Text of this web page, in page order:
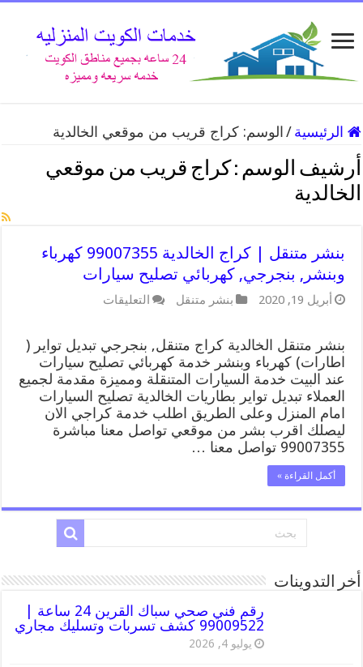
الرئيسية / الوسم:كراج قريب من موقعي الخالدية
أرشيف الوسم : كراج قريب من موقعي
الخالدية
بنشر متنقل | كراج الخالدية 99007355 كهرباء
وبنشر, بنجرجي, كهربائي تصليح سيارات
أبريل 19, 2020 بنشر متنقل التعليقات
|
كراج
الخالدية
99007355
كهرباء
وبنشر,
بنجرجي,
بنشر متنقل الخالدية كراج متنقل, بنجرجي تبديل تواير (
اطارات) كهرباء وبنشر خدمة كهربائي تصليح سيارات
عند البيت خدمة السيارات المتنقلة ومميزة مقدمة لجميع
العملاء تبديل تواير بطاريات الخالدية تصليح السيارات
امام المنزل وعلى الطريق اطلب خدمة كراجي الان
ليصلك اقرب بشر من موقعي تواصل معنا مباشرة
99007355 تواصل معنا …
أكمل القراءة »
أخر التدوينات
رقم فني صحي سباك القرين 24 ساعة |
99009522 كشف تسربات وتسليك مجاري
يوليو 4, 2026